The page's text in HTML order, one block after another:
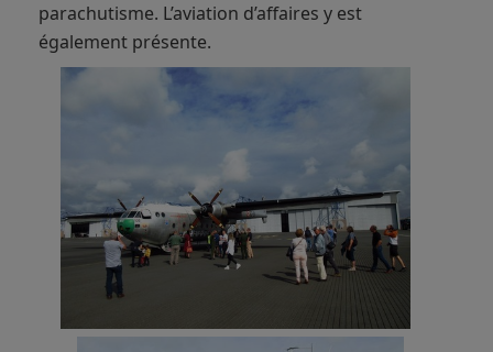
parachutisme. L’aviation d’affaires y est
également présente.